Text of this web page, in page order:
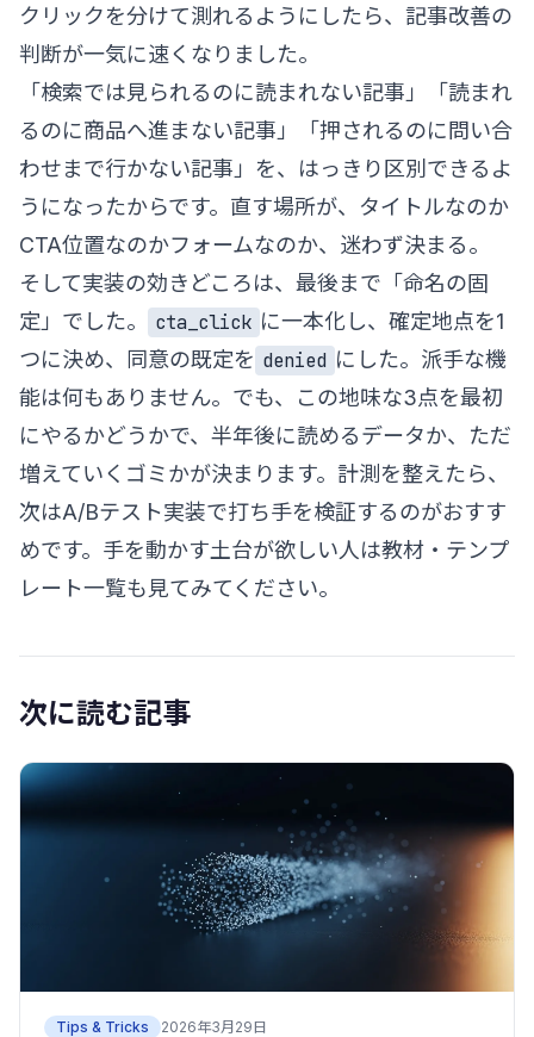
クリックを分けて測れるようにしたら、記事改善の
判断が一気に速くなりました。
「検索では見られるのに読まれない記事」「読まれ
るのに商品へ進まない記事」「押されるのに問い合
わせまで行かない記事」を、はっきり区別できるよ
うになったからです。直す場所が、タイトルなのか
CTA位置なのかフォームなのか、迷わず決まる。
そして実装の効きどころは、最後まで「命名の固
定」でした。
cta_click に一本化し、確定地点を1
つに決め、同意の既定を denied にした。派手な機
能は何もありません。でも、この地味な3点を最初
にやるかどうかで、半年後に読めるデータか、ただ
増えていくゴミかが決まります。計測を整えたら、
次はA/Bテスト実装で打ち手を検証するのがおすす
めです。手を動かす土台が欲しい人は教材・テンプ
レート一覧も見てみてください。
次に読む記事
Tips & Tricks 2026年3月29日